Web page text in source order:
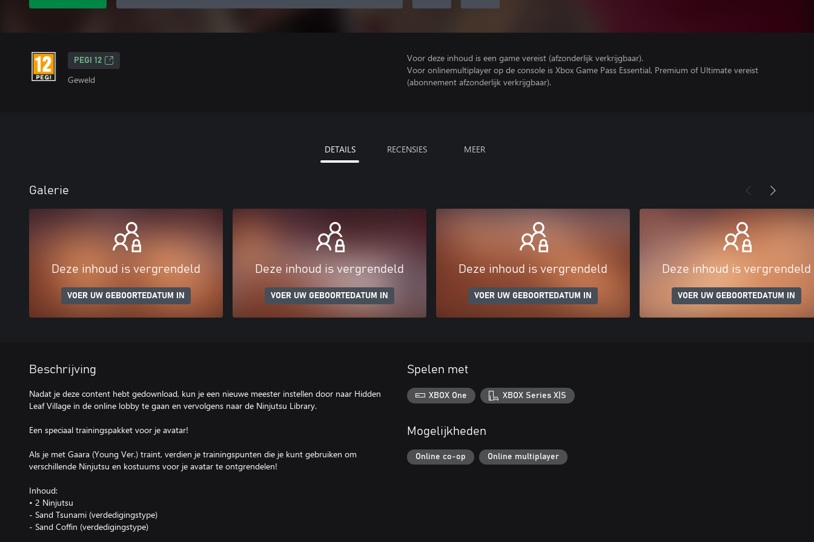
PEGI 12
Geweld
Voor deze inhoud is een game vereist (afzonderlijk verkrijgbaar).
Voor onlinemultiplayer op de console is Xbox Game Pass Essential, Premium of Ultimate vereist
(abonnement afzonderlijk verkrijgbaar).
DETAILS RECENSIES MEER
Galerie
Deze inhoud is vergrendeld
VOER UW GEBOORTEDATUM IN
Deze inhoud is vergrendeld
VOER UW GEBOORTEDATUM IN
Deze inhoud is vergrendeld
VOER UW GEBOORTEDATUM IN
Deze inhoud is vergrendeld
VOER UW GEBOORTEDATUM IN
Beschrijving
Nadat je deze content hebt gedownload, kun je een nieuwe meester instellen door naar Hidden
Leaf Village in de online lobby te gaan en vervolgens naar de Ninjutsu Library.
Een speciaal trainingspakket voor je avatar!
Als je met Gaara (Young Ver.) traint, verdien je trainingspunten die je kunt gebruiken om
verschillende Ninjutsu en kostuums voor je avatar te ontgrendelen!
Inhoud:
• 2 Ninjutsu
- Sand Tsunami (verdedigingstype)
- Sand Coffin (verdedigingstype)
Spelen met
XBOX One XBOX Series X|S
Mogelijkheden
Online co-op Online multiplayer